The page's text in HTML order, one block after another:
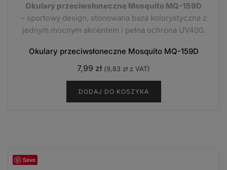
Okulary przeciwsłoneczne Mosquito MQ-159D
– sportowy design, stonowana baza kolorystyczna z
jednym mocnym akcentem i pełna ochrona UV400.
Okulary przeciwsłoneczne Mosquito MQ-159D
7,99 zł (9,83 zł z VAT)
DODAJ DO KOSZYKA
Save